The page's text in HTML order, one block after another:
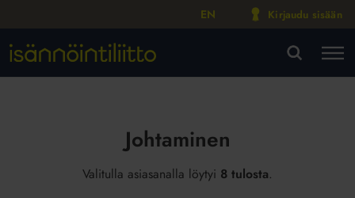
EN Kirjaudu sisään
Johtaminen
Valitulla asiasanalla löytyi 8 tulosta.